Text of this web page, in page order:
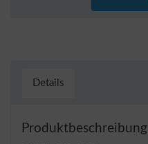
Details
Produktbeschreibung